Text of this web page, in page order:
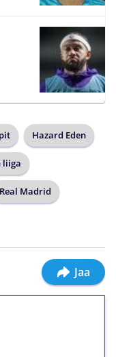
Hazard Eden
liiga
Real Madrid
Jaa